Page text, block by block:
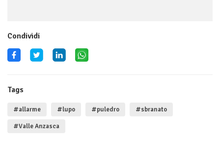
Condividi
Tags
#allarme #lupo #puledro #sbranato
#Valle Anzasca